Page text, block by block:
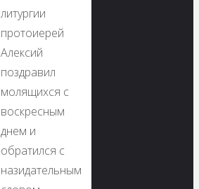
литургии
протоиерей
Алексий
поздравил
молящихся с
воскресным
днем и
обратился с
назидательным